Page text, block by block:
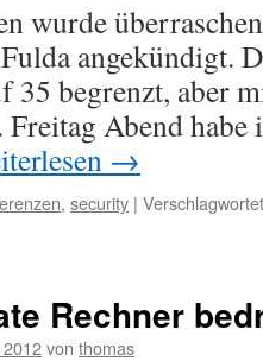
wurde
angekündigt.
35 begrenzt, aber
Abend
→
, security |
Rechner
von thomas